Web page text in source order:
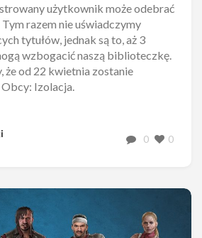
użytkownik może odebrać
Tym razem nie uświadczymy
tytułów, jednak są to, aż 3
wzbogacić naszą biblioteczkę.
że od 22 kwietnia zostanie
Izolacja.
0 0